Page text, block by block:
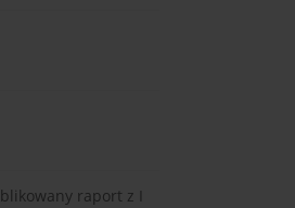
raport z I